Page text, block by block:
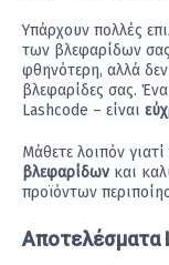
Υπάρχουν πολλές
των βλεφαρίδων
φθηνότερη, αλλά
βλεφαρίδες σας.
Lashcode – είναι
Μάθετε λοιπόν
βλεφαρίδων και
προϊόντων
Αποτελέσματα